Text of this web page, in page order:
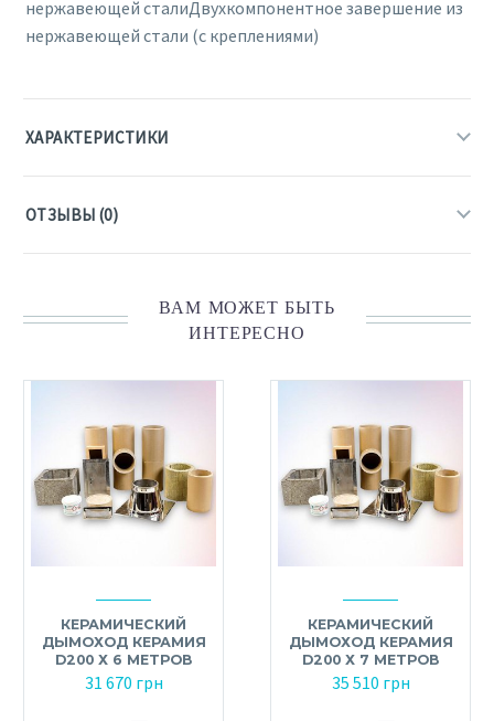
нержавеющей сталиДвухкомпонентное завершение из
нержавеющей стали (с креплениями)
ХАРАКТЕРИСТИКИ
ОТЗЫВЫ (0)
ВАМ МОЖЕТ БЫТЬ
ИНТЕРЕСНО
КЕРАМИЧЕСКИЙ
ДЫМОХОД КЕРАМИЯ
D200 Х 6 МЕТРОВ
31 670 грн
КЕРАМИЧЕСКИЙ
ДЫМОХОД КЕРАМИЯ
D200 Х 7 МЕТРОВ
35 510 грн